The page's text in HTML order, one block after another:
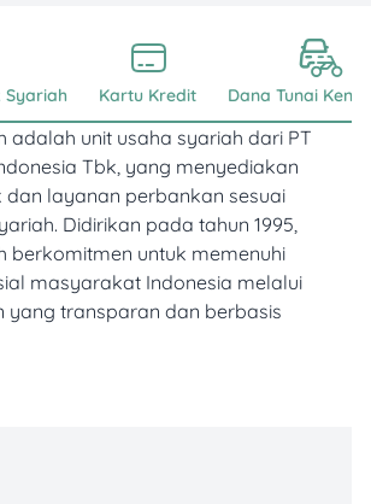
Syariah Kartu Kredit Dana Tunai
adalah unit usaha syariah dari PT
Tbk, yang menyediakan
layanan perbankan sesuai
Didirikan pada tahun 1995,
berkomitmen untuk memenuhi
masyarakat Indonesia melalui
yang transparan dan berbasis